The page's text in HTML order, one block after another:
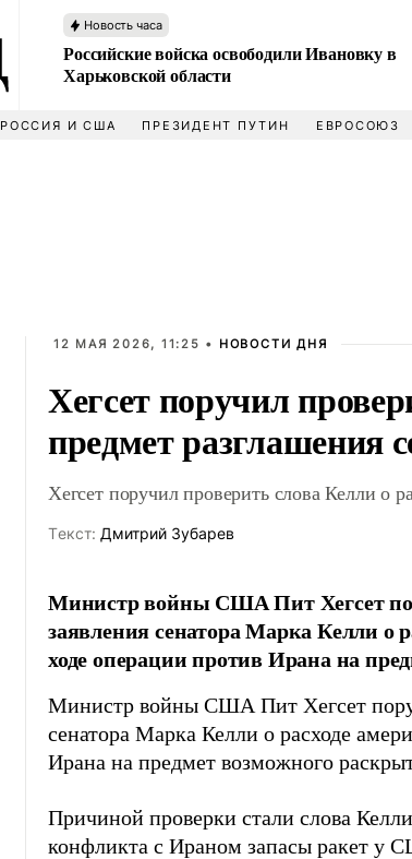
Новость часа
Российские войска освободили Ивановку в
Харьковской области
РОССИЯ И США ПРЕЗИДЕНТ ПУТИН ЕВРОСОЮЗ
12 МАЯ 2026, 11:25 • НОВОСТИ ДНЯ
Хегсет поручил
предмет разглашения
Хегсет поручил проверить слова Келли о
Tекст: Дмитрий Зубарев
Министр войны США Пит Хегсет
заявления сенатора Марка Келли
ходе операции против Ирана на
Министр войны США Пит Хегсет
сенатора Марка Келли о расходе
Ирана на предмет возможного
Причиной проверки стали слова
конфликта с Ираном запасы ракет у